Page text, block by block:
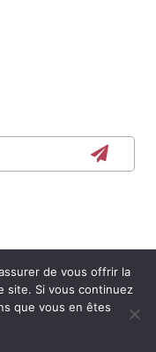
2025
de vous offrir la
site. Si vous continuez
que vous en êtes